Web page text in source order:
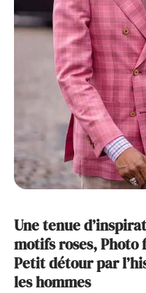
Une tenue
motifs roses,
Petit détour par
les hommes